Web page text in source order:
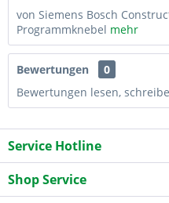
von Siemens Bosch
Programmknebel mehr
Bewertungen
0
Bewertungen lesen,
Service Hotline
Shop Service